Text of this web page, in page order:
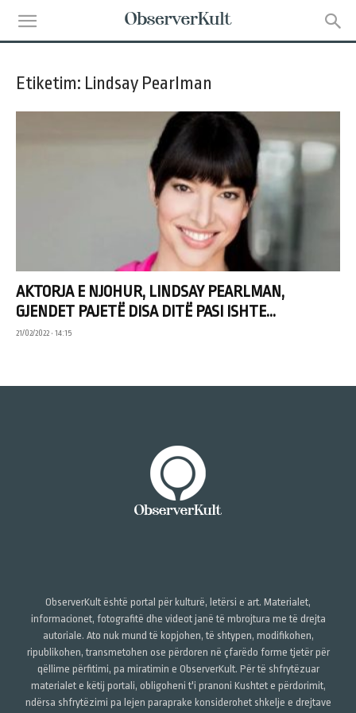
Etiketim: Lindsay Pearlman
AKTORJA E NJOHUR, LINDSAY PEARLMAN,
GJENDET PAJETË DISA DITË PASI ISHTE...
21/02/2022 • 14:15
ObserverKult është portal për kulturë, letërsi e art. Materialet,
informacionet, fotografitë dhe videot janë të mbrojtura me të drejta
autoriale. Ato nuk mund të kopjohen, të shtypen, modifikohen,
ripublikohen, transmetohen ose përdoren në çfarëdo forme tjetër për
qëllime përfitimi, pa miratimin e ObserverKult. Për të shfrytëzuar
materialet e këtij portali, obligoheni t'i pranoni Kushtet e përdorimit,
ndërsa shfrytëzimi pa lejen paraprake konsiderohet shkelje e drejtave